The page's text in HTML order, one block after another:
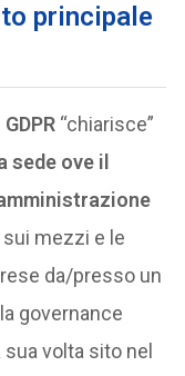
principale
“chiarisce”
sede ove il
mezzi e le
da/presso un
governance
volta sito nel